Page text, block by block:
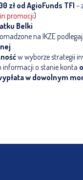
zł od AgioFunds TFI –
promocji)
Belki
na IKZE
w wyborze strategii
informacji o stanie konta
w dowolnym